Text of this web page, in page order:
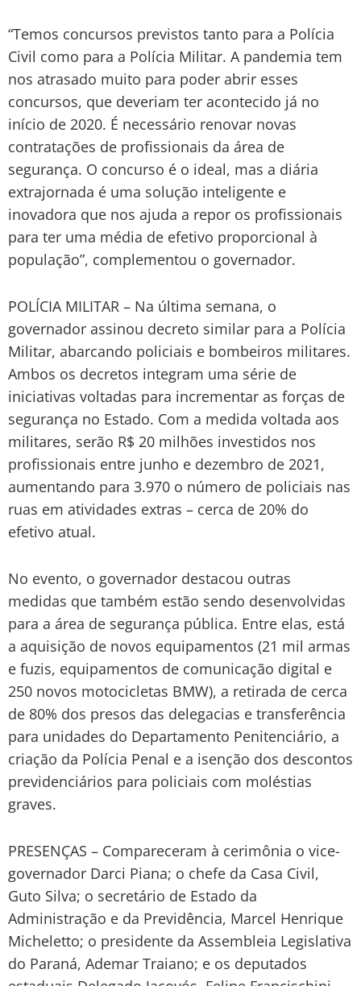
“Temos concursos previstos tanto para a Polícia
Civil como para a Polícia Militar. A pandemia tem
nos atrasado muito para poder abrir esses
concursos, que deveriam ter acontecido já no
início de 2020. É necessário renovar novas
contratações de profissionais da área de
segurança. O concurso é o ideal, mas a diária
extrajornada é uma solução inteligente e
inovadora que nos ajuda a repor os profissionais
para ter uma média de efetivo proporcional à
população”, complementou o governador.
POLÍCIA MILITAR – Na última semana, o
governador assinou decreto similar para a Polícia
Militar, abarcando policiais e bombeiros militares.
Ambos os decretos integram uma série de
iniciativas voltadas para incrementar as forças de
segurança no Estado. Com a medida voltada aos
militares, serão R$ 20 milhões investidos nos
profissionais entre junho e dezembro de 2021,
aumentando para 3.970 o número de policiais nas
ruas em atividades extras – cerca de 20% do
efetivo atual.
No evento, o governador destacou outras
medidas que também estão sendo desenvolvidas
para a área de segurança pública. Entre elas, está
a aquisição de novos equipamentos (21 mil armas
e fuzis, equipamentos de comunicação digital e
250 novos motocicletas BMW), a retirada de cerca
de 80% dos presos das delegacias e transferência
para unidades do Departamento Penitenciário, a
criação da Polícia Penal e a isenção dos descontos
previdenciários para policiais com moléstias
graves.
PRESENÇAS – Compareceram à cerimônia o vice-
governador Darci Piana; o chefe da Casa Civil,
Guto Silva; o secretário de Estado da
Administração e da Previdência, Marcel Henrique
Micheletto; o presidente da Assembleia Legislativa
do Paraná, Ademar Traiano; e os deputados